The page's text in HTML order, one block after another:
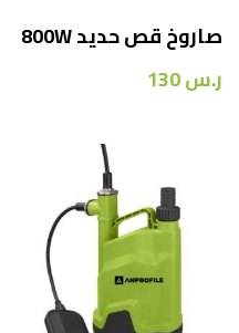
صاروخ قص حديد 800W
ر.س130